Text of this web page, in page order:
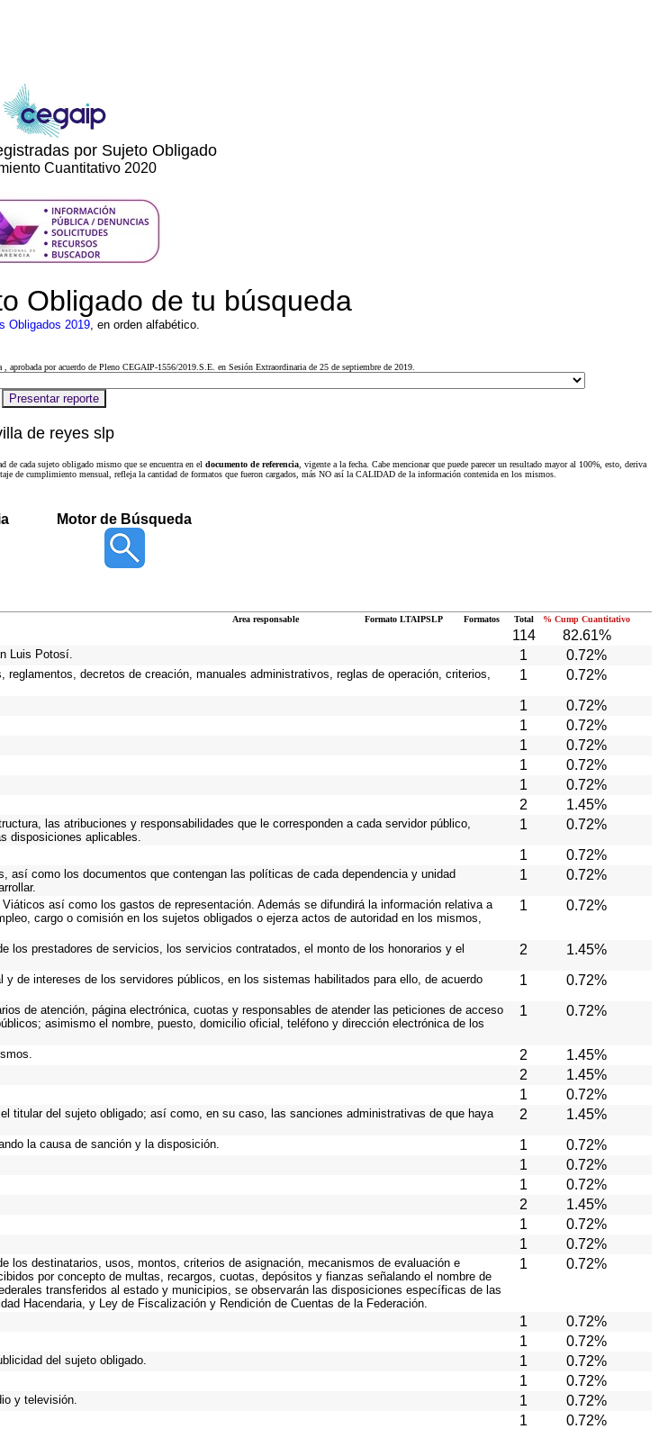
por Sujeto Obligado
Cuantitativo 2020
Obligado de tu búsqueda
Obligados 2019, en orden alfabético.
aprobada por acuerdo de Pleno CEGAIP-1556/2019.S.E. en Sesión Extraordinaria de 25 de septiembre de 2019.
de reyes slp
cada sujeto obligado mismo que se encuentra en el documento de referencia , vigente a la fecha. Cabe mencionar que puede parecer un resultado mayor al 100%, esto, deriva
de cumplimiento mensual, refleja la cantidad de formatos que fueron cargados, más NO así la CALIDAD de la información contenida en los mismos.
Motor de Búsqueda
Area responsable Formato LTAIPSLP Formatos Total % Cump Cuantitativo
114 82.61%
Luis Potosí. 1 0.72%
decretos de creación, manuales administrativos, reglas de operación, criterios,
1 0.72%
1 0.72%
1 0.72%
1 0.72%
1 0.72%
1 0.72%
2 1.45%
las atribuciones y responsabilidades que le corresponden a cada servidor público,
disposiciones aplicables.
1 0.72%
1 0.72%
como los documentos que contengan las políticas de cada dependencia y unidad
1 0.72%
así como los gastos de representación. Además se difundirá la información relativa a
cargo o comisión en los sujetos obligados o ejerza actos de autoridad en los mismos,
1 0.72%
prestadores de servicios, los servicios contratados, el monto de los honorarios y el
2 1.45%
de intereses de los servidores públicos, en los sistemas habilitados para ello, de acuerdo
1 0.72%
de atención, página electrónica, cuotas y responsables de atender las peticiones de acceso
asimismo el nombre, puesto, domicilio oficial, teléfono y dirección electrónica de los
1 0.72%
2 1.45%
2 1.45%
1 0.72%
titular del sujeto obligado; así como, en su caso, las sanciones administrativas de que haya
2 1.45%
la causa de sanción y la disposición. 1 0.72%
1 0.72%
1 0.72%
2 1.45%
1 0.72%
1 0.72%
los destinatarios, usos, montos, criterios de asignación, mecanismos de evaluación e
por concepto de multas, recargos, cuotas, depósitos y fianzas señalando el nombre de
transferidos al estado y municipios, se observarán las disposiciones específicas de las
Hacendaria, y Ley de Fiscalización y Rendición de Cuentas de la Federación.
1 0.72%
1 0.72%
1 0.72%
del sujeto obligado. 1 0.72%
1 0.72%
y televisión. 1 0.72%
1 0.72%